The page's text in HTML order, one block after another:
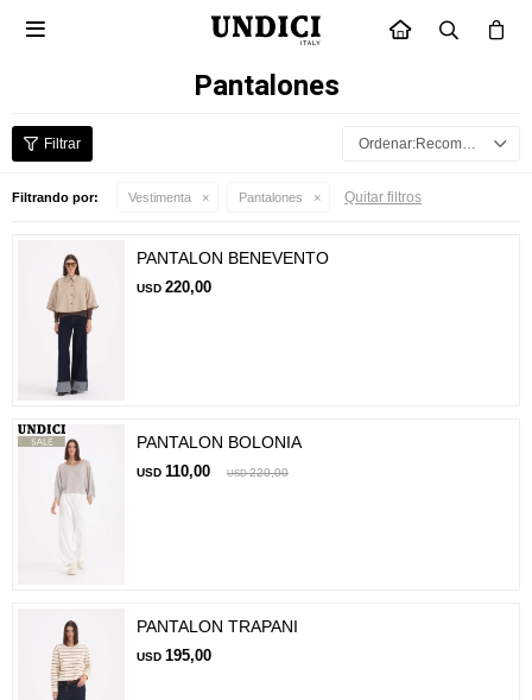
INICIO

Pantalones
Recomendados
Filtrando por: Vestimenta Pantalones Quitar filtros
PANTALON BENEVENTO
USD 220,00
PANTALON BOLONIA
USD 110,00 USD 220,00
PANTALON TRAPANI
USD 195,00